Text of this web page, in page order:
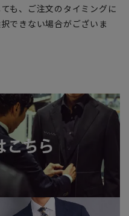
も、ご注文のタイミングに
できない場合がございま